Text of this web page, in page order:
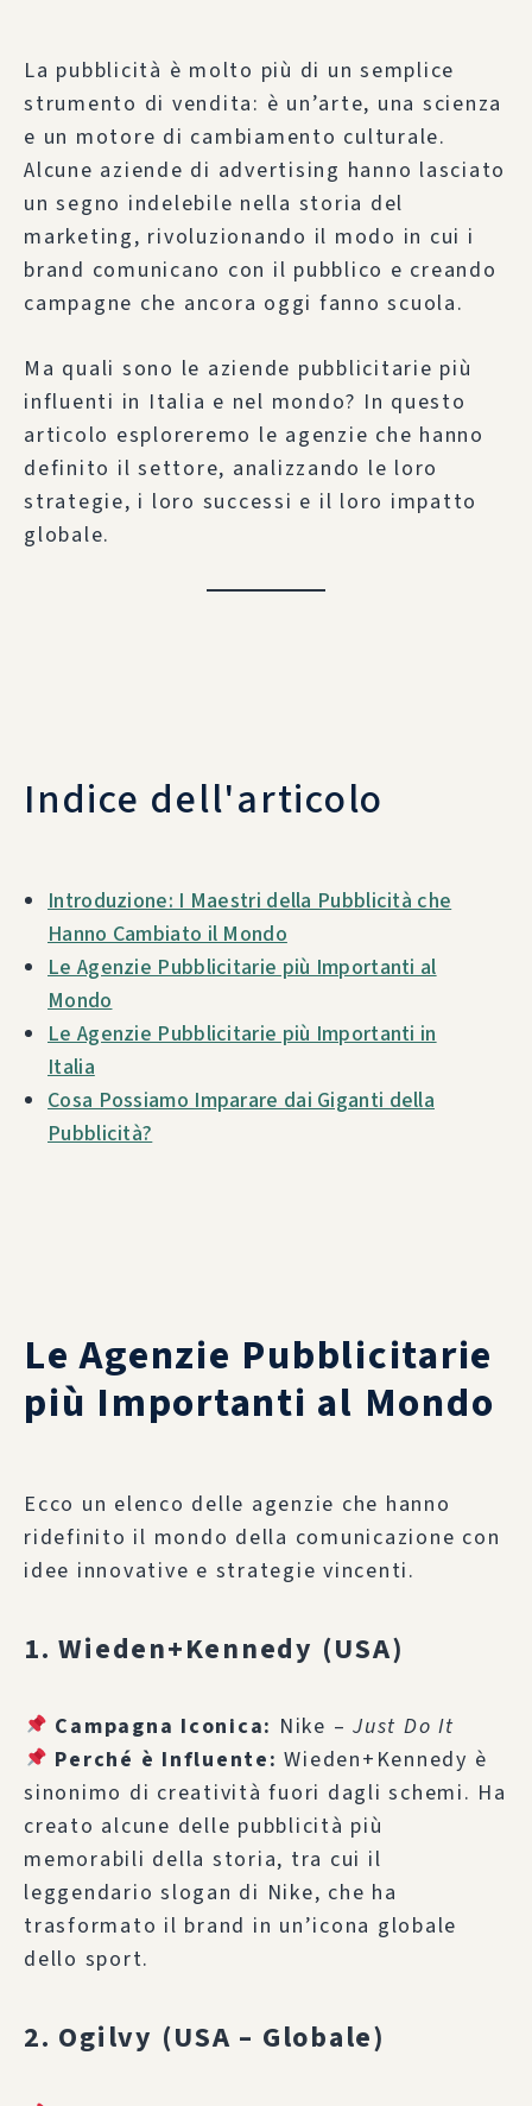
La pubblicità è molto più di un semplice
strumento di vendita: è un’arte, una scienza
e un motore di cambiamento culturale.
Alcune aziende di advertising hanno lasciato
un segno indelebile nella storia del
marketing, rivoluzionando il modo in cui i
brand comunicano con il pubblico e creando
campagne che ancora oggi fanno scuola.
Ma quali sono le aziende pubblicitarie più
influenti in Italia e nel mondo? In questo
articolo esploreremo le agenzie che hanno
definito il settore, analizzando le loro
strategie, i loro successi e il loro impatto
globale.
Indice dell'articolo
Introduzione: I Maestri della Pubblicità che
Hanno Cambiato il Mondo
Le Agenzie Pubblicitarie più Importanti al
Mondo
Le Agenzie Pubblicitarie più Importanti in
Italia
Cosa Possiamo Imparare dai Giganti della
Pubblicità?
Le Agenzie Pubblicitarie
più Importanti al Mondo
Ecco un elenco delle agenzie che hanno
ridefinito il mondo della comunicazione con
idee innovative e strategie vincenti.
1. Wieden+Kennedy (USA)
Campagna Iconica: Nike – Just Do It
Perché è Influente: Wieden+Kennedy è
sinonimo di creatività fuori dagli schemi. Ha
creato alcune delle pubblicità più
memorabili della storia, tra cui il
leggendario slogan di Nike, che ha
trasformato il brand in un’icona globale
dello sport.
2. Ogilvy (USA – Globale)